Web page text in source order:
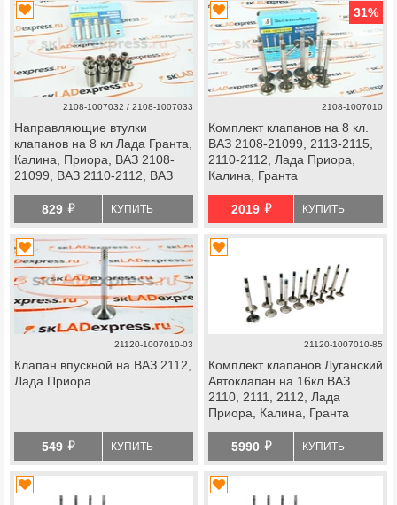
2108-1007032 / 2108-1007033
Направляющие втулки
клапанов на 8 кл Лада Гранта,
Калина, Приора, ВАЗ 2108-
21099, ВАЗ 2110-2112, ВАЗ
829 й КУПИТЬ
31%
2108-1007010
Комплект клапанов на 8 кл.
ВАЗ 2108-21099, 2113-2115,
2110-2112, Лада Приора,
Калина, Гранта
2019 й КУПИТЬ
21120-1007010-03
Клапан впускной на ВАЗ 2112,
Лада Приора
549 й КУПИТЬ
21120-1007010-85
Комплект клапанов Луганский
Автоклапан на 16кл ВАЗ
2110, 2111, 2112, Лада
Приора, Калина, Гранта
5990 й КУПИТЬ